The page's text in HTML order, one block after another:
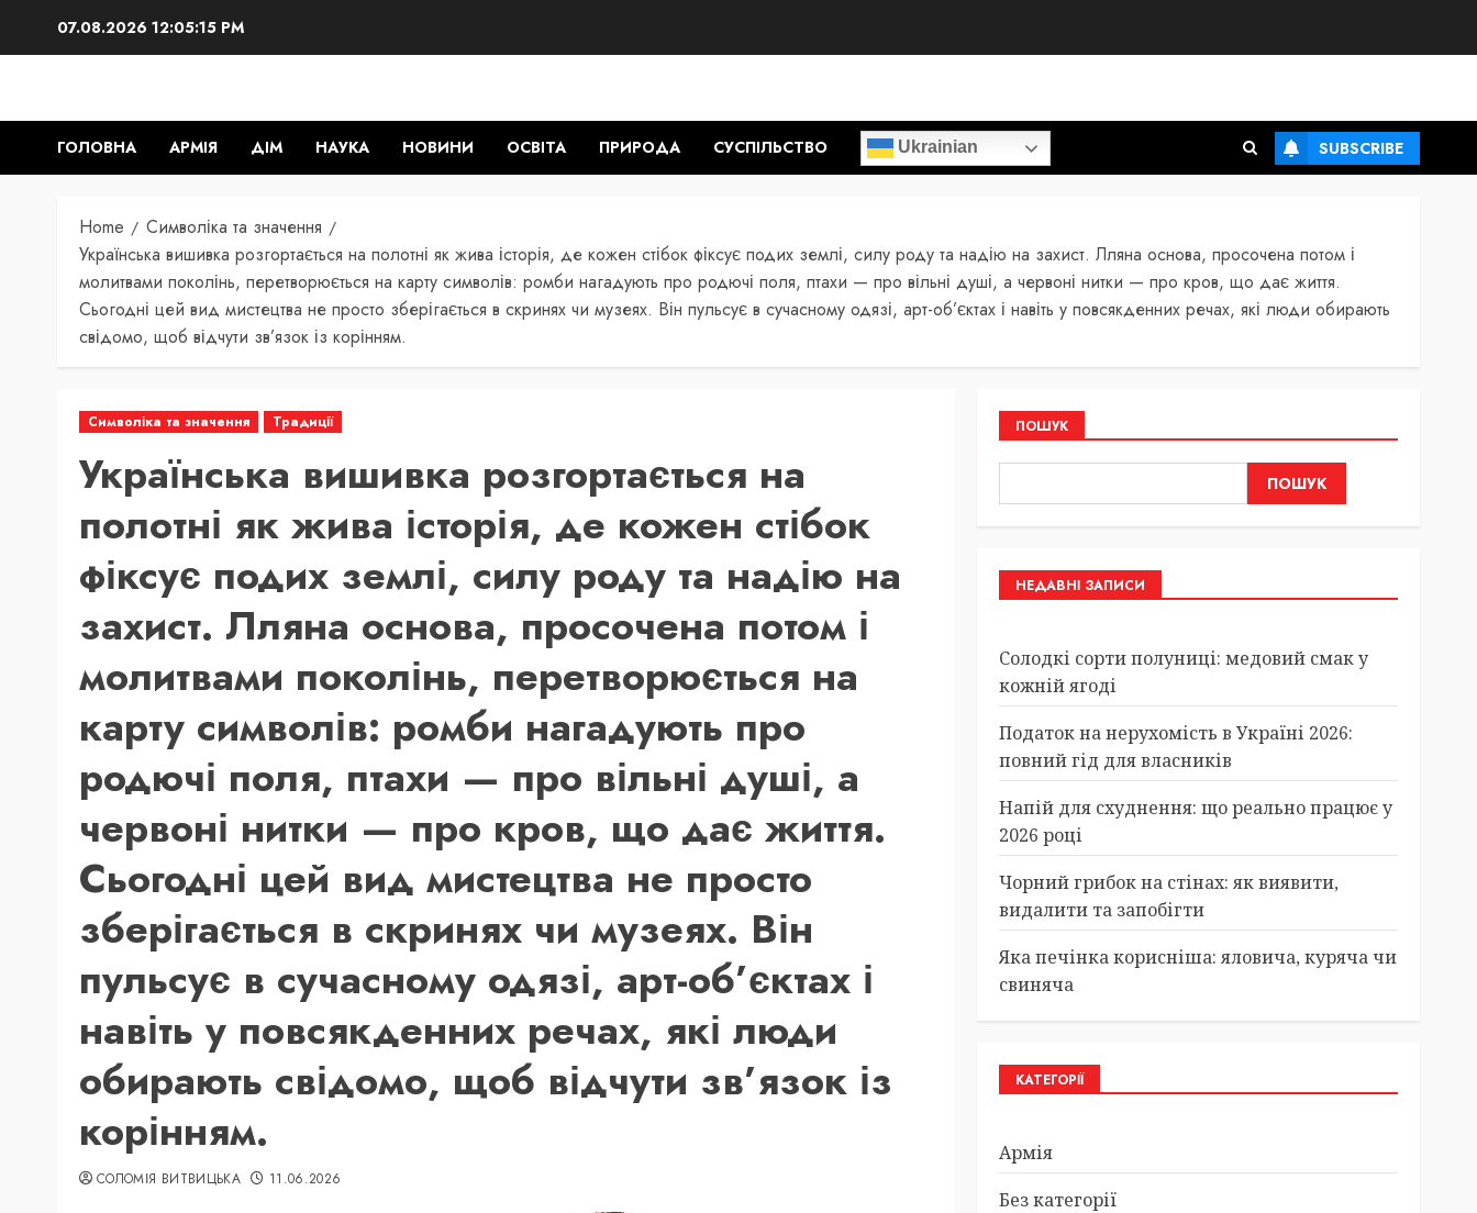
07.08.2026 12:05:16 PM
ГОЛОВНА АРМІЯ ДІМ НАУКА НОВИНИ ОСВІТА ПРИРОДА СУСПІЛЬСТВО Ukrainian SUBSCRIBE
Home
Символіка та значення
Українська вишивка розгортається на полотні як жива історія, де кожен стібок фіксує подих землі, силу роду та надію на захист. Лляна основа, просочена потом і
молитвами поколінь, перетворюється на карту символів: ромби нагадують про родючі поля, птахи — про вільні душі, а червоні нитки — про кров, що дає життя.
Сьогодні цей вид мистецтва не просто зберігається в скринях чи музеях. Він пульсує в сучасному одязі, арт-об’єктах і навіть у повсякденних речах, які люди обирають
свідомо, щоб відчути зв’язок із корінням.
Символіка та значення Традиції
Українська вишивка розгортається на
полотні як жива історія, де кожен стібок
фіксує подих землі, силу роду та надію на
захист. Лляна основа, просочена потом і
молитвами поколінь, перетворюється на
карту символів: ромби нагадують про
родючі поля, птахи — про вільні душі, а
червоні нитки — про кров, що дає життя.
Сьогодні цей вид мистецтва не просто
зберігається в скринях чи музеях. Він
пульсує в сучасному одязі, арт-об’єктах і
навіть у повсякденних речах, які люди
обирають свідомо, щоб відчути зв’язок із
корінням.
СОЛОМІЯ ВИТВИЦЬКА 11.06.2026
ПОШУК
ПОШУК
НЕДАВНІ ЗАПИСИ
Солодкі сорти полуниці: медовий смак у
кожній ягоді
Податок на нерухомість в Україні 2026:
повний гід для власників
Напій для схуднення: що реально працює у
2026 році
Чорний грибок на стінах: як виявити,
видалити та запобігти
Яка печінка корисніша: яловича, куряча чи
свиняча
КАТЕГОРІЇ
Армія
Без категорії